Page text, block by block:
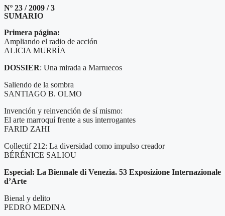
Nº 23 / 2009 / 3
SUMARIO
Primera página:
Ampliando el radio de acción
ALICIA MURRÍA
DOSSIER: Una mirada a Marruecos
Saliendo de la sombra
SANTIAGO B. OLMO
Invención y reinvención de sí mismo:
El arte marroquí frente a sus interrogantes
FARID ZAHI
Collectif 212: La diversidad como impulso creador
BÉRÉNICE SALIOU
Especial: La Biennale di Venezia. 53 Exposizione Internazionale
d’Arte
Bienal y delito
PEDRO MEDINA